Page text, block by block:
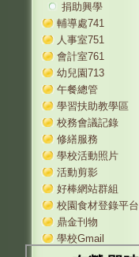
捐助興學
輔導處741
人事室751
會計室761
幼兒園713
午餐總管
學習扶助教學區
校務會議記錄
修繕服務
學校活動照片
活動剪影
好棒網站群組
校園食材登錄平台
鼎金刊物
學校Gmail